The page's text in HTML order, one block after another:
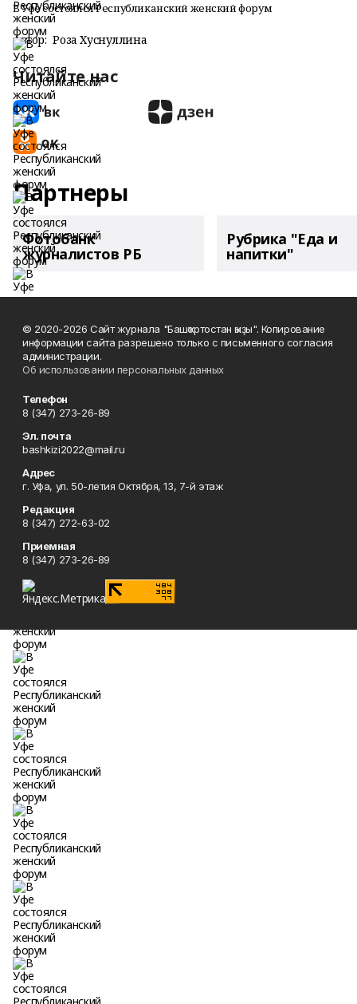
В Уфе состоялся Республиканский женский форум
Автор: Роза Хуснуллина
Читайте нас
Партнеры
Фотобанк
журналистов РБ
Рубрика "Еда и
напитки"
© 2020-2026 Сайт журнала "Башҡортостан ҡыҙы". Копирование
информации сайта разрешено только с письменного согласия
администрации.
Об использовании персональных данных
Телефон
8 (347) 273-26-89
Эл. почта
bashkizi2022@mail.ru
Адрес
г. Уфа, ул. 50-летия Октября, 13, 7-й этаж
Редакция
8 (347) 272-63-02
Приемная
8 (347) 273-26-89